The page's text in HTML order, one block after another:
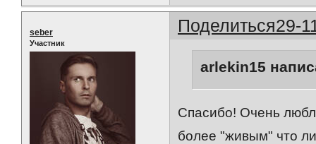
Поделиться29-
seber
Участник
arlekin15
Спасибо! Очень
более "живым" что